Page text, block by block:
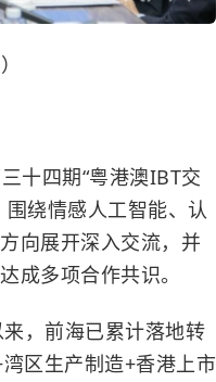
十四期“粤港澳IBT交
绕情感人工智能、认
向展开深入交流，并
成多项合作共识。
，前海已累计落地转
区生产制造+香港上市